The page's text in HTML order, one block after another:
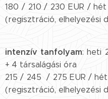
180 / 210 / 230 EUR / hét
(regisztráció, elhelyezési
intenzív tanfolyam: heti
+ 4 társalágási óra
215 / 245 / 275 EUR / hét
(regisztráció, elhelyezési